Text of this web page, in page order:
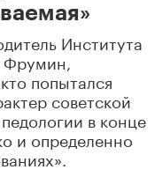
Института
попытался
советской
в конце
и определенно